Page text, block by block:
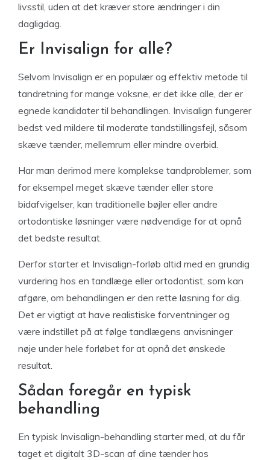
livsstil, uden at det kræver store ændringer i din
dagligdag.
Er Invisalign for alle?
Selvom Invisalign er en populær og effektiv metode til
tandretning for mange voksne, er det ikke alle, der er
egnede kandidater til behandlingen. Invisalign fungerer
bedst ved mildere til moderate tandstillingsfejl, såsom
skæve tænder, mellemrum eller mindre overbid.
Har man derimod mere komplekse tandproblemer, som
for eksempel meget skæve tænder eller store
bidafvigelser, kan traditionelle bøjler eller andre
ortodontiske løsninger være nødvendige for at opnå
det bedste resultat.
Derfor starter et Invisalign-forløb altid med en grundig
vurdering hos en tandlæge eller ortodontist, som kan
afgøre, om behandlingen er den rette løsning for dig.
Det er vigtigt at have realistiske forventninger og
være indstillet på at følge tandlægens anvisninger
nøje under hele forløbet for at opnå det ønskede
resultat.
Sådan foregår en typisk
behandling
En typisk Invisalign-behandling starter med, at du får
taget et digitalt 3D-scan af dine tænder hos